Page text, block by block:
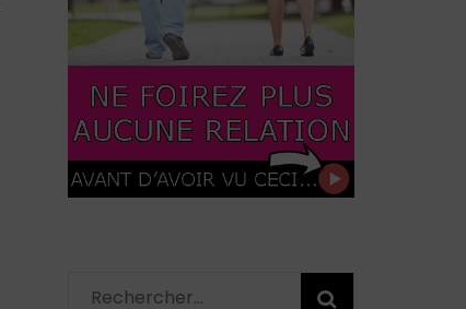
Rechercher :